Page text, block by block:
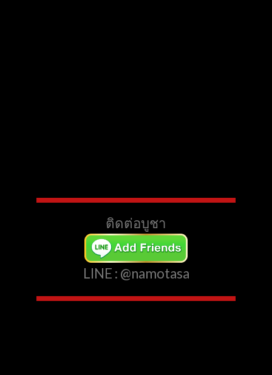
ติดต่อบูชา
LINE : @namotasa